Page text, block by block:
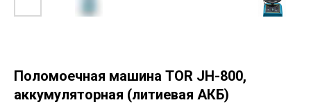
Поломоечная машина TOR JH-800,
аккумуляторная (литиевая АКБ)